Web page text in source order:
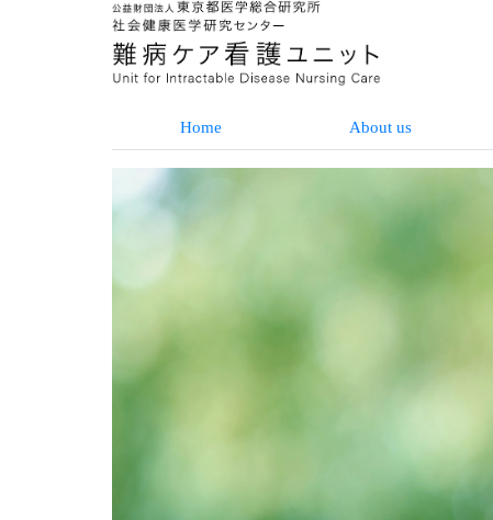
Home About us